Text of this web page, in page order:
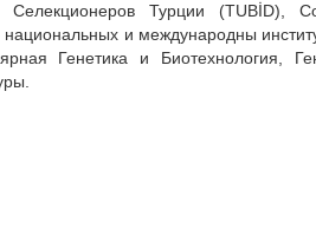
Турции (TUBİD),
и международны
Генетика и Биотехнология,